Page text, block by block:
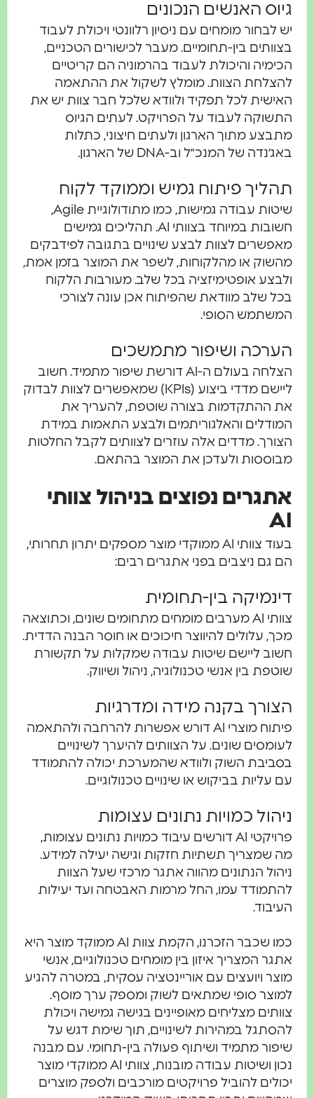
גיוס האנשים הנכונים
יש לבחור מומחים עם ניסיון רלוונטי ויכולת לעבוד
בצוותים בין-תחומיים. מעבר לכישורים הטכניים,
הכימיה והיכולת לעבוד בהרמוניה הם קריטיים
להצלחת הצוות. מומלץ לשקול את ההתאמה
האישית לכל תפקיד ולוודא שלכל חבר צוות יש את
התשוקה לעבוד על הפרויקט. לעתים הגיוס
מתבצע מתוך הארגון ולעתים חיצוני, כתלות
באג׳נדה של המנכ״ל וב-DNA של הארגון.
תהליך פיתוח גמיש וממוקד לקוח
שיטות עבודה גמישות, כמו מתודולוגיית Agile,
חשובות במיוחד בצוותי AI. תהליכים גמישים
מאפשרים לצוות לבצע שינויים בתגובה לפידבקים
מהשוק או מהלקוחות, לשפר את המוצר בזמן אמת,
ולבצע אופטימיזציה בכל שלב. מעורבות הלקוח
בכל שלב מוודאת שהפיתוח אכן עונה לצורכי
המשתמש הסופי.
הערכה ושיפור מתמשכים
הצלחה בעולם ה-AI דורשת שיפור מתמיד. חשוב
ליישם מדדי ביצוע (KPIs) שמאפשרים לצוות לבדוק
את ההתקדמות בצורה שוטפת, להעריך את
המודלים והאלגוריתמים ולבצע התאמות במידת
הצורך. מדדים אלה עוזרים לצוותים לקבל החלטות
מבוססות ולעדכן את המוצר בהתאם.
אתגרים נפוצים בניהול צוותי
AI
בעוד צוותי AI ממוקדי מוצר מספקים יתרון תחרותי,
הם גם ניצבים בפני אתגרים רבים:
דינמיקה בין-תחומית
צוותי AI מערבים מומחים מתחומים שונים, וכתוצאה
מכך, עלולים להיווצר חיכוכים או חוסר הבנה הדדית.
חשוב ליישם שיטות עבודה שמקלות על תקשורת
שוטפת בין אנשי טכנולוגיה, ניהול ושיווק.
הצורך בקנה מידה ומדרגיות
פיתוח מוצרי AI דורש אפשרות להרחבה ולהתאמה
לעומסים שונים. על הצוותים להיערך לשינויים
בסביבת השוק ולוודא שהמערכת יכולה להתמודד
עם עליות בביקוש או שינויים טכנולוגיים.
ניהול כמויות נתונים עצומות
פרויקטי AI דורשים עיבוד כמויות נתונים עצומות,
מה שמצריך תשתיות חזקות וגישה יעילה למידע.
ניהול הנתונים מהווה אתגר מרכזי שעל הצוות
להתמודד עמו, החל מרמות האבטחה ועד יעילות
העיבוד.
כמו שכבר הזכרנו, הקמת צוות AI ממוקד מוצר היא
אתגר המצריך איזון בין מומחים טכנולוגיים, אנשי
מוצר ויועצים עם אוריינטציה עסקית, במטרה להגיע
למוצר סופי שמתאים לשוק ומספק ערך מוסף.
צוותים מצליחים מאופיינים בגישה גמישה ויכולת
להסתגל במהירות לשינויים, תוך שימת דגש על
שיפור מתמיד ושיתוף פעולה בין-תחומי. עם מבנה
נכון ושיטות עבודה מובנות, צוותי AI ממוקדי מוצר
יכולים להוביל פרויקטים מורכבים ולספק מוצרים